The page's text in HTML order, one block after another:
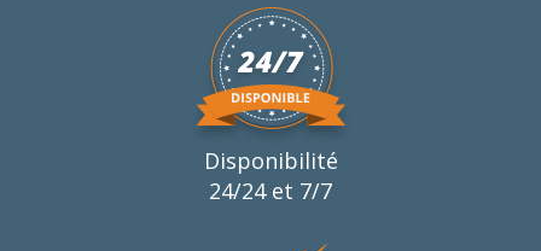
Disponibilité
24/24 et 7/7